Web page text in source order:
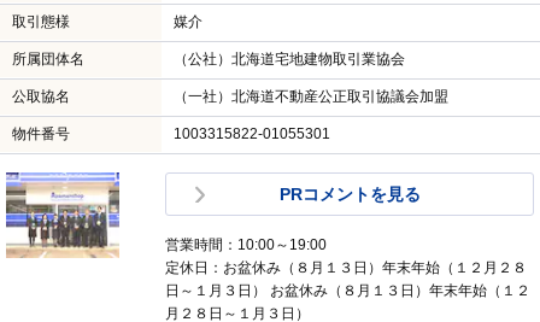
取引態様 媒介
所属団体名 （公社）北海道宅地建物取引業協会
公取協名 （一社）北海道不動産公正取引協議会加盟
物件番号 1003315822-01055301
PRコメントを見る
営業時間：10:00～19:00
定休日：お盆休み（８月１３日）年末年始（１２月２８
日～１月３日） お盆休み（８月１３日）年末年始（１２
月２８日～１月３日）